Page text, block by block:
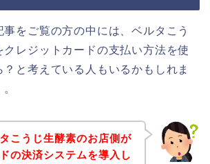
をご覧の方の中には、ベルタこう
クレジットカードの支払い方法を使
？と考えている人もいるかもしれま
こうじ生酵素のお店側が
の決済システムを導入し